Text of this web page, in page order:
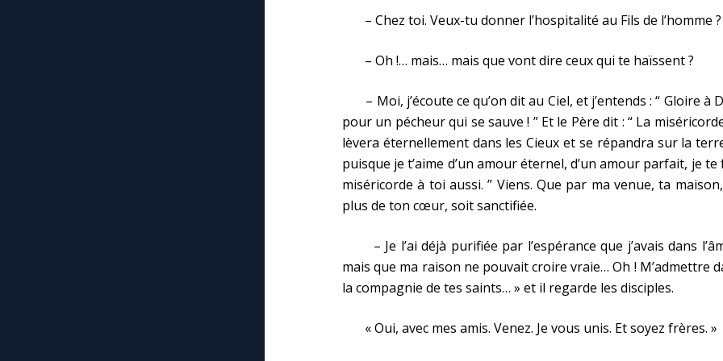
– Chez toi. Veux-tu donner l’hospitalité au Fils de l’homme ?
– Oh !… mais… mais que vont dire ceux qui te haïssent ?
– Moi, j’écoute ce qu’on dit au Ciel, et j’entends : “ Gloire à
pour un pécheur qui se sauve ! ” Et le Père dit : “ La
lèvera éternellement dans les Cieux et se répandra sur la
puisque je t’aime d’un amour éternel, d’un amour parfait, je te
miséricorde à toi aussi. ” Viens. Que par ma venue, ta
plus de ton cœur, soit sanctifiée.
– Je l’ai déjà purifiée par l’espérance que j’avais dans
mais que ma raison ne pouvait croire vraie… Oh ! M’admettre
la compagnie de tes saints… » et il regarde les disciples.
« Oui, avec mes amis. Venez. Je vous unis. Et soyez frères. »